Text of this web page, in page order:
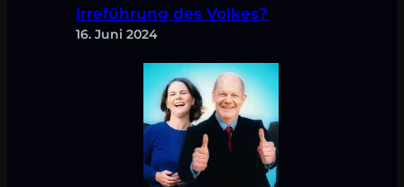
Irreführung des Volkes?
16. Juni 2024